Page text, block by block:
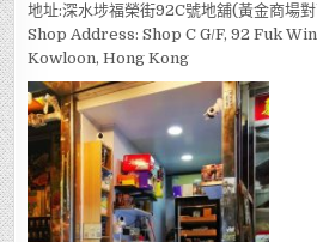
地址:深水埗福榮街92C號地舖(黃金商場
Shop Address: Shop C G/F, 92 Fuk
Kowloon, Hong Kong